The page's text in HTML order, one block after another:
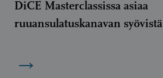
DiCE Masterclassissa asiaa
ruuansulatuskanavan syövistä
→